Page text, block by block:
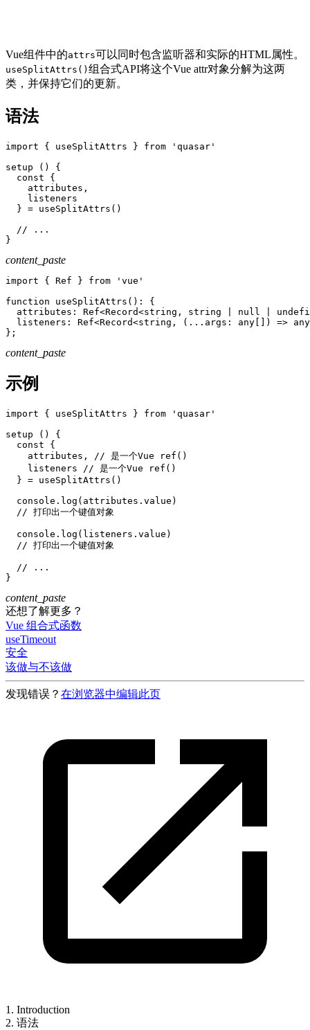
Vue组件中的attrs可以同时包含监听器和实际的HTML属性。
useSplitAttrs() 组合式API将这个Vue attr对象分解为这两
类，并保持它们的更新。
语法
import { useSplitAttrs } from
'quasar'
setup
( )
{
const
{
    attributes
,
    listeners
} = useSplitAttrs ( )
// ...
}
content_paste
import { Ref } from
'vue'
function
useSplitAttrs ( ) :
{
attributes : Ref<Record<string , string null
listeners : Ref<Record<string , ( ... args : any [ ] ) => any
} ;
content_paste
示例
import { useSplitAttrs } from
'quasar'
setup
( )
{
const
{
    attributes
,
// 是一个Vue ref()
    listeners
// 是一个Vue ref()
} = useSplitAttrs ( )
  console
. log ( attributes . value )
// 打印出一个键值对象
  console
. log ( listeners . value )
// 打印出一个键值对象
// ...
}
content_paste
还想了解更多？
Vue 组合式函数
useTimeout
安全
该做与不该做
发现错误？ 在浏览器中编辑此页
1. Introduction
2. 语法